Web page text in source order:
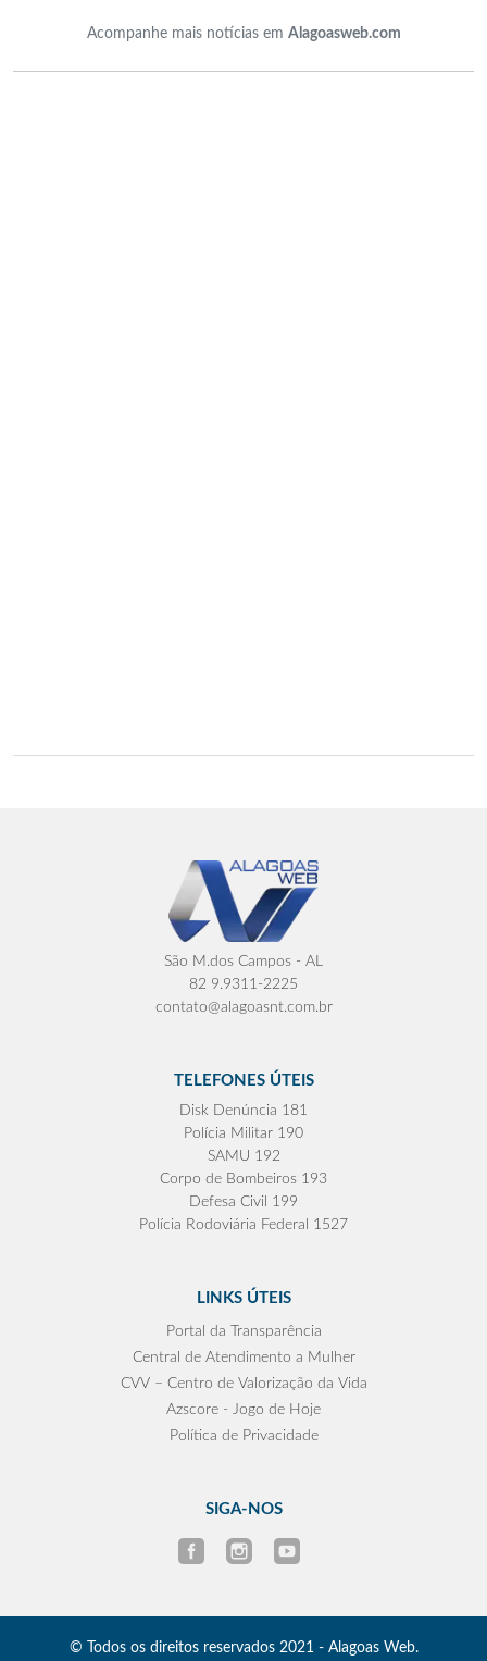
Acompanhe mais notícias em Alagoasweb.com
São M.dos Campos - AL
82 9.9311-2225
contato@alagoasnt.com.br
TELEFONES ÚTEIS
Disk Denúncia 181
Polícia Militar 190
SAMU 192
Corpo de Bombeiros 193
Defesa Civil 199
Polícia Rodoviária Federal 1527
LINKS ÚTEIS
Portal da Transparência
Central de Atendimento a Mulher
CVV – Centro de Valorização da Vida
Azscore - Jogo de Hoje
Política de Privacidade
SIGA-NOS
© Todos os direitos reservados 2021 - Alagoas Web.